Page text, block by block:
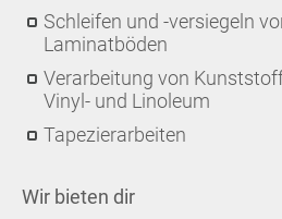
Schleifen und -versiegeln
Laminatböden
Verarbeitung von
Vinyl- und Linoleum
Tapezierarbeiten
Wir bieten dir